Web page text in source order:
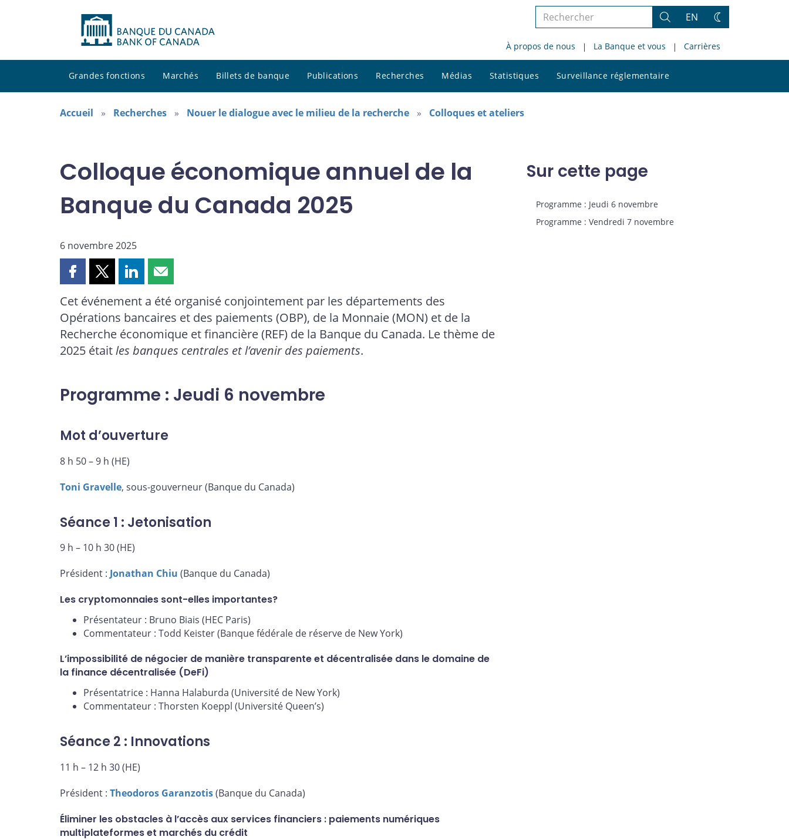
Rechercher
le
site
Rechercher
EN
Changez
thème
À propos de nous La Banque et vous Carrières
Grandes fonctions Marchés Billets de banque Publications Recherches Médias Statistiques Surveillance réglementaire
le
Accueil Recherches Nouer le dialogue avec le milieu de la recherche Colloques et ateliers
Colloque économique annuel de la
Banque du Canada 2025
6 novembre 2025
Partager
page
sur
Facebook
Partager
page
sur
X
Partager
page
sur
LinkedIn
Partager
page
par
courriel
Cet événement a été organisé conjointement par les départements des
Opérations bancaires et des paiements (OBP), de la Monnaie (MON) et de la
Recherche économique et financière (REF) de la Banque du Canada. Le thème de
2025 étaitles banques centrales et l’avenir des paiements.
Programme : Jeudi 6 novembre
Mot d’ouverture
8 h 50 – 9 h (HE)
Toni Gravelle, sous-gouverneur (Banque du Canada)
Séance 1 : Jetonisation
9 h – 10 h 30 (HE)
Président : Jonathan Chiu (Banque du Canada)
Les cryptomonnaies sont-elles importantes?
Présentateur : Bruno Biais (HEC Paris)
Commentateur : Todd Keister (Banque fédérale de réserve de New York)
L’impossibilité de négocier de manière transparente et décentralisée dans le domaine de
la finance décentralisée (DeFi)
Présentatrice : Hanna Halaburda (Université de New York)
Commentateur : Thorsten Koeppl (Université Queen’s)
Séance 2 : Innovations
11 h – 12 h 30 (HE)
Président : Theodoros Garanzotis(Banque du Canada)
Éliminer les obstacles à l’accès aux services financiers : paiements numériques
multiplateformes et marchés du crédit
Sur cette page
Programme : Jeudi 6 novembre
Programme : Vendredi 7 novembre